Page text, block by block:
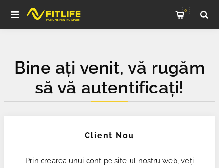
0
Bine ați venit, vă rugăm
să vă autentificați!
Client Nou
Prin crearea unui cont pe site-ul nostru web, veți